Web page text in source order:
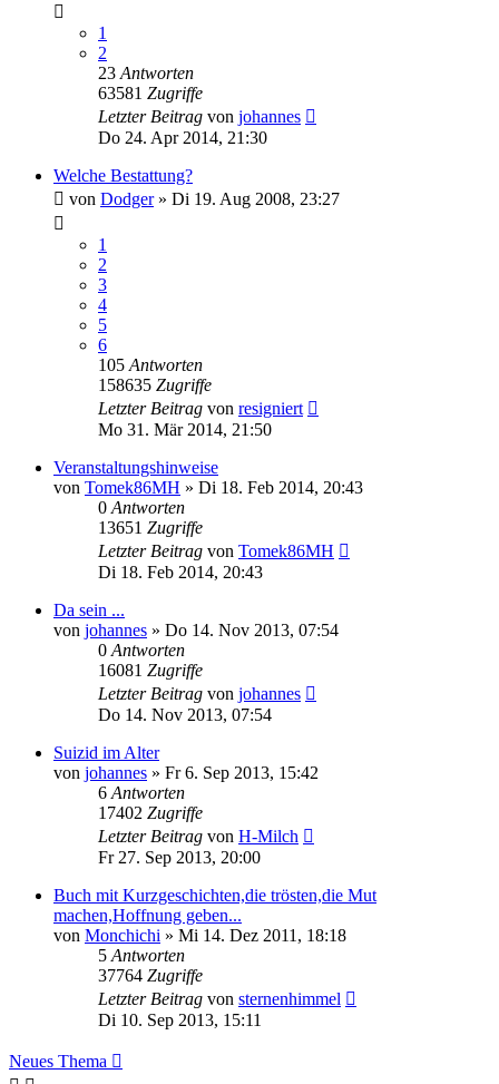
1
2
23 Antworten
63581 Zugriffe
Letzter Beitrag von johannes
Do 24. Apr 2014, 21:30
Welche Bestattung?
von Dodger» Di 19. Aug 2008, 23:27
1
2
3
4
5
6
105 Antworten
158635 Zugriffe
Letzter Beitrag von resigniert
Mo 31. Mär 2014, 21:50
Veranstaltungshinweise
von Tomek86MH » Di 18. Feb 2014, 20:43
0 Antworten
13651 Zugriffe
Letzter Beitrag von Tomek86MH
Di 18. Feb 2014, 20:43
Da sein ...
von johannes » Do 14. Nov 2013, 07:54
0 Antworten
16081 Zugriffe
Letzter Beitrag von johannes
Do 14. Nov 2013, 07:54
Suizid im Alter
von johannes » Fr 6. Sep 2013, 15:42
6 Antworten
17402 Zugriffe
Letzter Beitrag von H-Milch
Fr 27. Sep 2013, 20:00
Buch mit Kurzgeschichten,die trösten,die Mut
machen,Hoffnung geben...
von Monchichi » Mi 14. Dez 2011, 18:18
5 Antworten
37764 Zugriffe
Letzter Beitrag von sternenhimmel
Di 10. Sep 2013, 15:11
Neues Thema